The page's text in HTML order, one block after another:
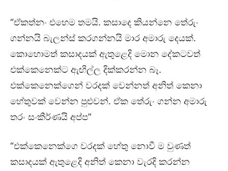
“ඒකත්නං එහෙම තමයි. කසාදෙ කියන්නෙ තේරුං
ගන්නයි බැලන්ස් කරගන්නයි මාර අමාරු දෙයක්.
කොහොමත් කසාදයක් ඇතුළෙදි මොන දේකටවත්
එක්කෙනෙක්ට ඇඟිල්ල දික්කරන්න බෑ.
එක්කෙනෙක්ගෙන් වරදක් වෙන්නත් අනිත් කෙනා
හේතුවක් වෙන්න පුළුවන්. ඒක තේරුං ගන්න අමාරු
තරං සංකීර්ණයි අප්ප”
“එක්කෙනෙක්ගෙ වරදක් හේතු නොවී ම වුණත්
කසාදයක් ඇතුළෙදි අනිත් කෙනා වැරදි කරන්න